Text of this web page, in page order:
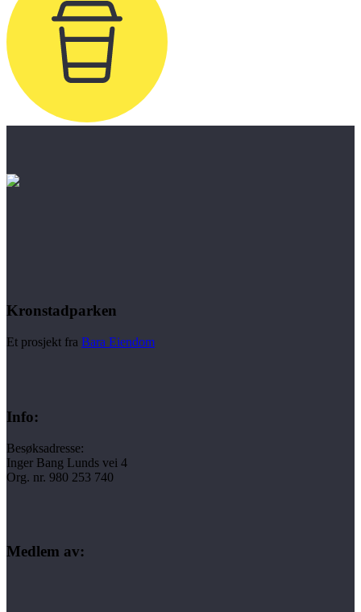
Kronstadparken
Et prosjekt fra Bara Eiendom
Info:
Besøksadresse:
Inger Bang Lunds vei 4
Org. nr. 980 253 740
Medlem av: